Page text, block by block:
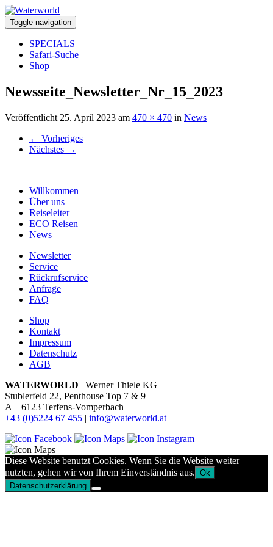
Toggle navigation
SPECIALS
Safari-Suche
Shop
Newsseite_Newsletter_Nr_15_2023
Veröffentlicht 25. April 2023 am 470 × 470 in News
← Vorheriges
Nächstes →
Willkommen
Über uns
Reiseleiter
ECO Reisen
News
Newsletter
Service
Rückrufservice
Anfrage
FAQ
Shop
Kontakt
Impressum
Datenschutz
AGB
WATERWORLD | Werner Thiele KG
Stublerfeld 22, Penthouse Top 7 & 9
A – 6123 Terfens-Vomperbach
+43 (0)5224 67 455 | info@waterworld.at
Diese Website benutzt Cookies. Wenn Sie die Website weiter
nutzten, gehen wir von Ihrem Einverständnis aus. Ok
Datenschutzerklärung